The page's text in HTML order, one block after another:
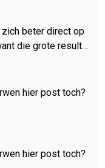
zich beter direct op
die grote resulta
niveau de laatste j
hij niet bijbenen. Oo
is, dat blijft hij
hier post toch?
hier post toch?